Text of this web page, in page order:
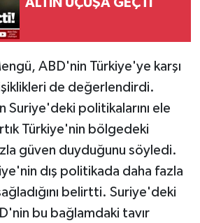
ABD'nin Türkiye'ye karşı
de değerlendirdi.
Suriye'deki politikalarını ele
Türkiye'nin bölgedeki
güven duyduğunu söyledi.
dış politikada daha fazla
belirtti. Suriye'deki
bu bağlamdaki tavır